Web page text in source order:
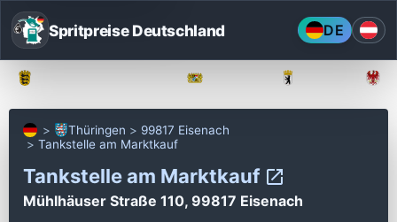
Spritpreise Deutschland DE
Thüringen
99817 Eisenach
Tankstelle am Marktkauf
Tankstelle am Marktkauf
Mühlhäuser Straße 110, 99817 Eisenach